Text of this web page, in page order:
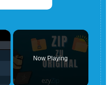
×
Now Playing